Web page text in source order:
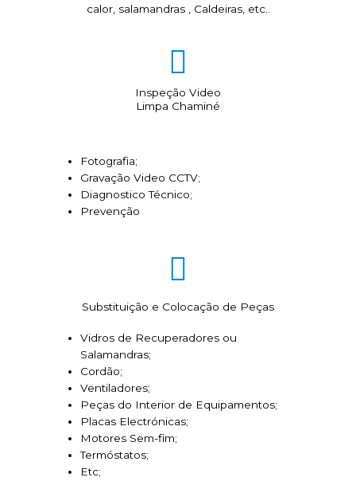
calor, salamandras , Caldeiras, etc..
Inspeção Video
Limpa Chaminé
Fotografia;
Gravação Video CCTV;
Diagnostico Técnico;
Prevenção
Substituição e Colocação de Peças
Vidros de Recuperadores ou
Salamandras;
Cordão;
Ventiladores;
Peças do Interior de Equipamentos;
Placas Electrónicas;
Motores Sem-fim;
Termóstatos;
Etc;